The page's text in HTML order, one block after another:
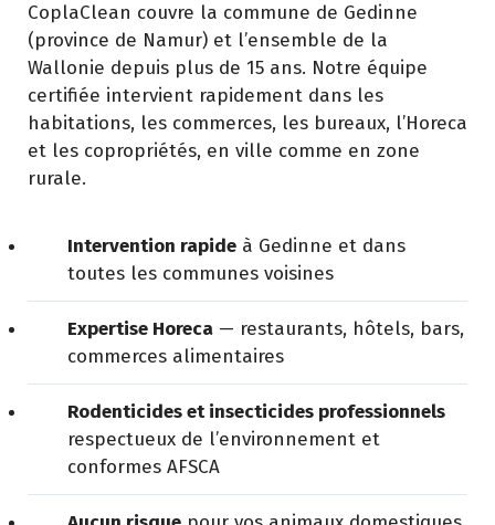
CoplaClean couvre la commune de Gedinne
(province de Namur) et l’ensemble de la
Wallonie depuis plus de 15 ans. Notre équipe
certifiée intervient rapidement dans les
habitations, les commerces, les bureaux, l’Horeca
et les copropriétés, en ville comme en zone
rurale.
Intervention rapide à Gedinne et dans
toutes les communes voisines
Expertise Horeca — restaurants, hôtels, bars,
commerces alimentaires
Rodenticides et insecticides professionnels
respectueux de l’environnement et
conformes AFSCA